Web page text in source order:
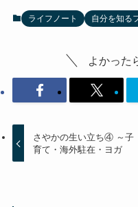
ライフノート 自分を知る
よかった
さやかの生い立ち④ ～子
育て・海外駐在・ヨガ